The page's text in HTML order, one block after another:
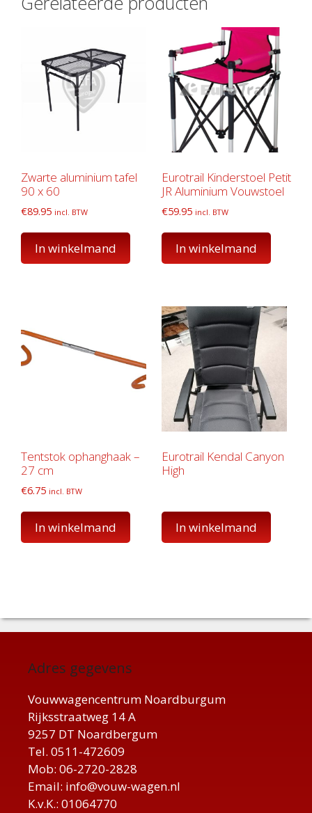
Zwarte aluminium tafel
90 x 60
€89.95 incl. BTW
In winkelmand
Eurotrail Kinderstoel Petit
JR Aluminium Vouwstoel
€59.95 incl. BTW
In winkelmand
Tentstok ophanghaak –
27 cm
€6.75 incl. BTW
In winkelmand
Eurotrail Kendal Canyon
High
In winkelmand
Adres gegevens
Vouwwagencentrum Noardburgum
Rijksstraatweg 14 A
9257 DT Noardbergum
Tel. 0511-472609
Mob: 06-2720-2828
Email: info@vouw-wagen.nl
K.v.K.: 01064770